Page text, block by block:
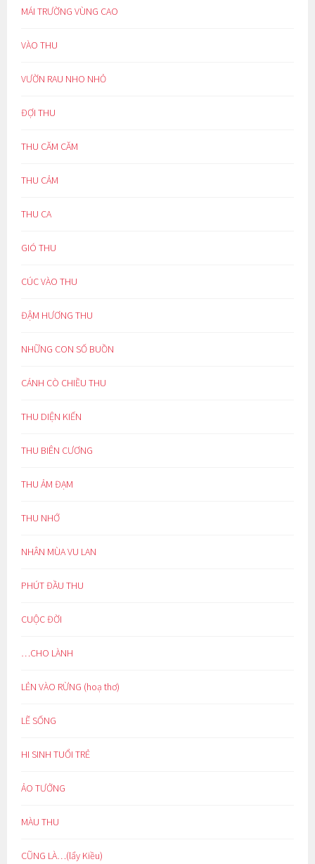
MÁI TRƯỜNG VÙNG CAO
VÀO THU
VƯỜN RAU NHO NHỎ
ĐỢI THU
THU CĂM CĂM
THU CẢM
THU CA
GIÓ THU
CÚC VÀO THU
ĐẬM HƯƠNG THU
NHỮNG CON SỐ BUỒN
CÁNH CÒ CHIỀU THU
THU DIỆN KIẾN
THU BIÊN CƯƠNG
THU ẢM ĐẠM
THU NHỚ
NHÂN MÙA VU LAN
PHÚT ĐẦU THU
CUỘC ĐỜI
…CHO LÀNH
LẺN VÀO RỪNG (hoạ thơ)
LẼ SỐNG
HI SINH TUỔI TRẺ
ẢO TƯỞNG
MÀU THU
CŨNG LÀ…(lẩy Kiều)